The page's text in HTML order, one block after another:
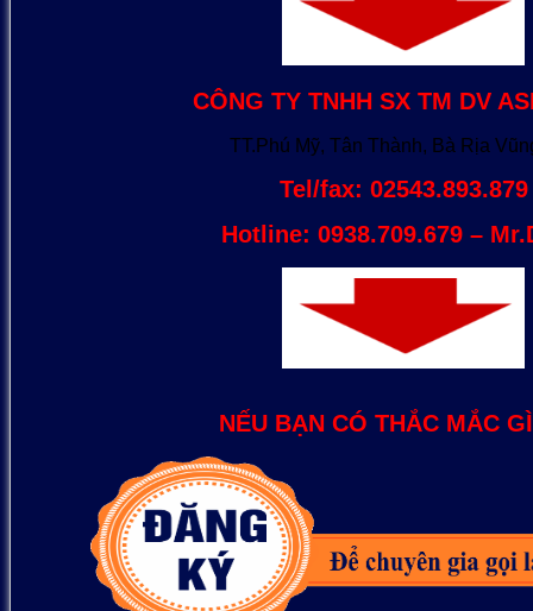
CÔNG TY TNHH SX TM DV
TT.Phú Mỹ, Tân Thành, Bà Rịa
Tel/fax: 02543.893.879
Hotline: 0938.709.679 –
NẾU BẠN CÓ THẮC MẮC